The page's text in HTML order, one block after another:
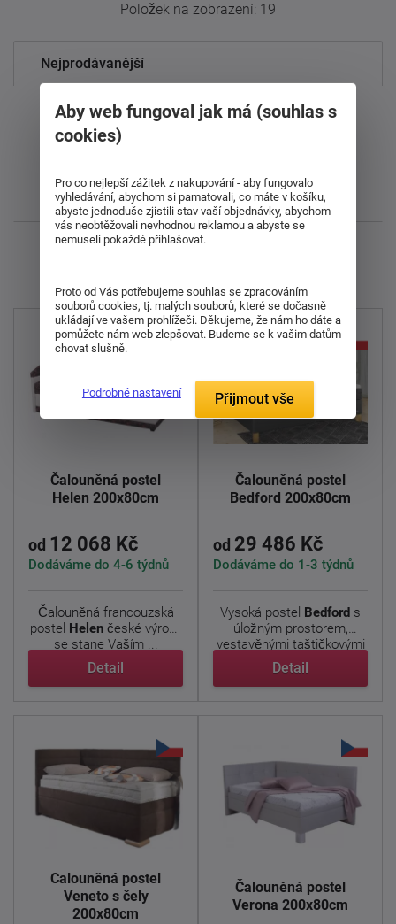
Položek na zobrazení: 19
Nejprodávanější
Od nejdražšího
Nejnovější
Čalouněná postel
Helen 200x80cm
od 12 068 Kč
Dodáváme do 4-6 týdnů
Čalouněná francouzská
postel Helenčeské výroby
se stane Vaším ...
Detail
Čalouněná postel
Bedford 200x80cm
od 29 486 Kč
Dodáváme do 1-3 týdnů
Vysoká postel Bedford s
úložným prostorem,
vestavěnými taštičkovými
...
Detail
Čalouněná postel
Veneto s čely
200x80cm
Čalouněná postel
Verona 200x80cm
Aby web fungoval jak má (souhlas s
cookies)
Pro co nejlepší zážitek z nakupování - aby fungovalo
vyhledávání, abychom si pamatovali, co máte v košíku,
abyste jednoduše zjistili stav vaší objednávky, abychom
vás neobtěžovali nevhodnou reklamou a abyste se
nemuseli pokaždé přihlašovat.
Proto od Vás potřebujeme souhlas se zpracováním
souborů cookies, tj. malých souborů, které se dočasně
ukládají ve vašem prohlížeči. Děkujeme, že nám ho dáte a
pomůžete nám web zlepšovat. Budeme se k vašim datům
chovat slušně.
Podrobné nastavení Přijmout vše